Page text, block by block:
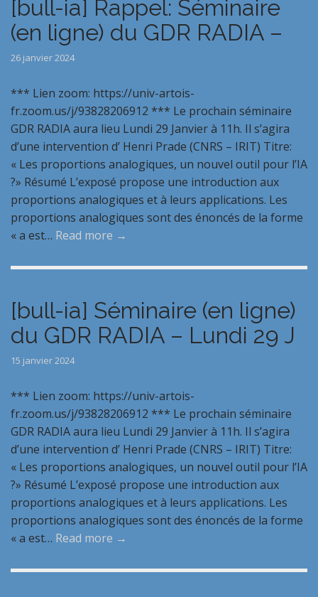
[bull-ia] Rappel: Séminaire
(en ligne) du GDR RADIA –
26 janvier 2024
*** Lien zoom: https://univ-artois-
fr.zoom.us/j/93828206912 *** Le prochain séminaire
GDR RADIA aura lieu Lundi 29 Janvier à 11h. Il s’agira
d’une intervention d’ Henri Prade (CNRS – IRIT) Titre:
« Les proportions analogiques, un nouvel outil pour l’IA
?» Résumé L’exposé propose une introduction aux
proportions analogiques et à leurs applications. Les
proportions analogiques sont des énoncés de la forme
« a est… Read more →
[bull-ia] Séminaire (en ligne)
du GDR RADIA – Lundi 29 J
15 janvier 2024
*** Lien zoom: https://univ-artois-
fr.zoom.us/j/93828206912 *** Le prochain séminaire
GDR RADIA aura lieu Lundi 29 Janvier à 11h. Il s’agira
d’une intervention d’ Henri Prade (CNRS – IRIT) Titre:
« Les proportions analogiques, un nouvel outil pour l’IA
?» Résumé L’exposé propose une introduction aux
proportions analogiques et à leurs applications. Les
proportions analogiques sont des énoncés de la forme
« a est… Read more →